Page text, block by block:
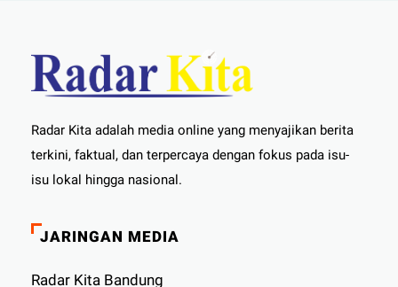
Radar Kita adalah media online yang menyajikan berita
terkini, faktual, dan terpercaya dengan fokus pada isu-
isu lokal hingga nasional.
JARINGAN MEDIA
Radar Kita Bandung